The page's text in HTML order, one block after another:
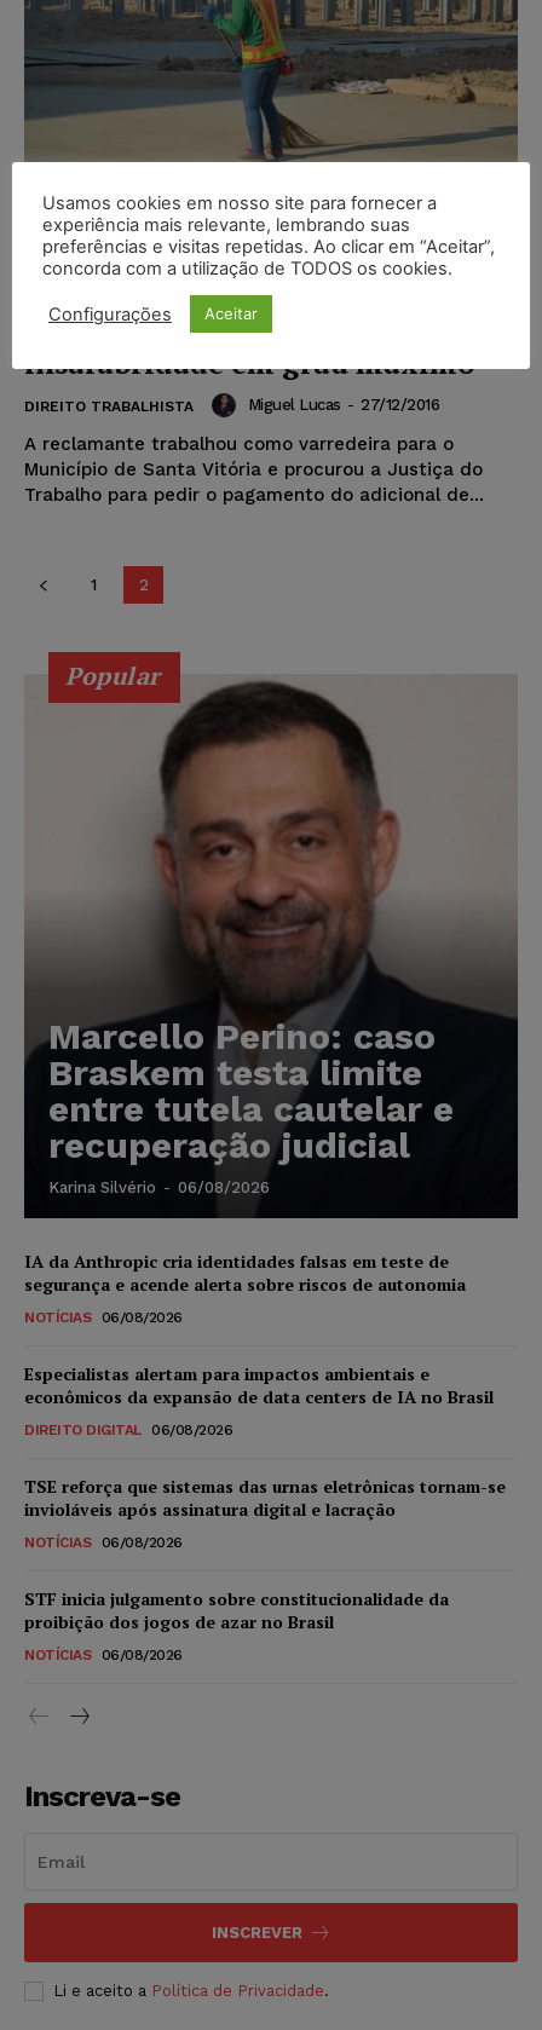
Gari varredeira tem reconhecido
direito a adicional de
insalubridade em grau máximo
DIREITO TRABALHISTA Miguel Lucas - 27/12/2016
A reclamante trabalhou como varredeira para o
Município de Santa Vitória e procurou a Justiça do
Trabalho para pedir o pagamento do adicional de...
1 2
Popular
Marcello Perino: caso
Braskem testa limite
entre tutela cautelar e
recuperação judicial
Karina Silvério - 06/08/2026
IA da Anthropic cria identidades falsas em teste de
segurança e acende alerta sobre riscos de autonomia
NOTÍCIAS 06/08/2026
Especialistas alertam para impactos ambientais e
econômicos da expansão de data centers de IA no Brasil
DIREITO DIGITAL 06/08/2026
TSE reforça que sistemas das urnas eletrônicas tornam-se
invioláveis após assinatura digital e lacração
NOTÍCIAS 06/08/2026
STF inicia julgamento sobre constitucionalidade da
proibição dos jogos de azar no Brasil
NOTÍCIAS 06/08/2026
Inscreva-se
INSCREVER
Li e aceito a Política de Privacidade.
Usamos cookies em nosso site para fornecer a
experiência mais relevante, lembrando suas
preferências e visitas repetidas. Ao clicar em “Aceitar”,
concorda com a utilização de TODOS os cookies.
Configurações Aceitar